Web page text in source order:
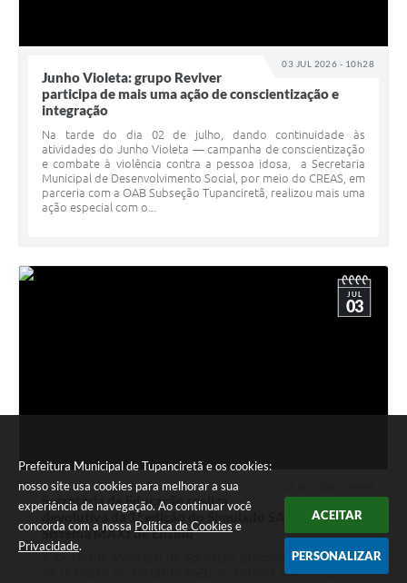
Prefeitura Municipal de Tupanciretã e os cookies:
nosso site usa cookies para melhorar a sua
experiência de navegação. Ao continuar você
concorda com a nossa Política de Cookies e
Privacidade.
ACEITAR
PERSONALIZAR
03 JUL 2026 - 10h28
Junho Violeta: grupo Reviver
participa de mais uma ação de conscientização e
integração
Na tarde do dia 02 de julho, dando continuidade às
atividades do Junho Violeta — campanha de conscientização
e combate à violência contra a pessoa idosa, a Secretaria
Municipal de Desenvolvimento Social, por meio do CREAS, em
parceria com a OAB Subseção Tupanciretã, realizou mais uma
ação especial com o...
JUL
03
Secretaria de Educação realiza
devolutiva da 1ª edição do Simulado SAEB do
Sistema MAXI de Ensino
A Secretaria Municipal de Educação promoveu a devolutiva
da 1ª edição do Simulado SAEB do Sistema MAXI de Ensino,